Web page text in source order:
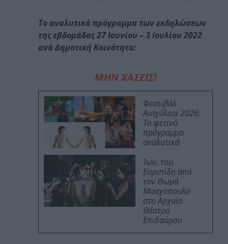
Το αναλυτικό πρόγραμμα των εκδηλώσεων
της εβδομάδας 27 Ιουνίου – 3 Ιουλίου 2022
ανά Δημοτική Κοινότητα:
ΜΗΝ ΧΑΣΕΙΣ!
Φεστιβάλ
Αισχύλεια 2026:
Το φετινό
πρόγραμμα
αναλυτικά
Ίων, του
Ευριπίδη από
τον Θωμά
Μοσχόπουλο
στο Αρχαίο
Θέατρο
Επιδαύρου